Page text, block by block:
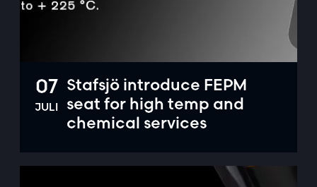
07
JULI
Stafsjö introduce FEPM
seat for high temp and
chemical services